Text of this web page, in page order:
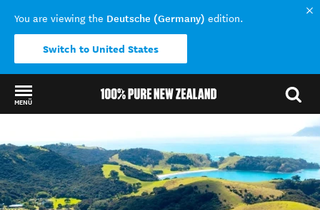
You are viewing the Deutsche (Germany) edition.
Switch to United States
MENÜ